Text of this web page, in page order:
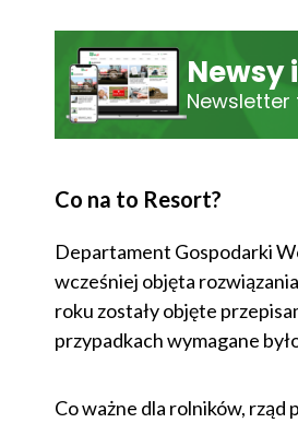
Newsy
Newsletter
Co na to Resort?
Departament Gospodarki
wcześniej objęta
roku zostały objęte
przypadkach wymagane
Co ważne dla rolników, rząd